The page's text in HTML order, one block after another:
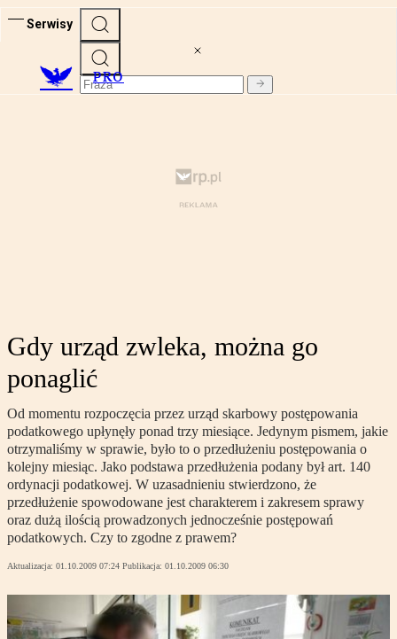
Serwisy
PRO
Gdy urząd zwleka, można go
ponaglić
Od momentu rozpoczęcia przez urząd skarbowy postępowania
podatkowego upłynęły ponad trzy miesiące. Jedynym pismem, jakie
otrzymaliśmy w sprawie, było to o przedłużeniu postępowania o
kolejny miesiąc. Jako podstawa przedłużenia podany był art. 140
ordynacji podatkowej. W uzasadnieniu stwierdzono, że
przedłużenie spowodowane jest charakterem i zakresem sprawy
oraz dużą ilością prowadzonych jednocześnie postępowań
podatkowych. Czy to zgodne z prawem?
Aktualizacja: 01.10.2009 07:24 Publikacja: 01.10.2009 06:30